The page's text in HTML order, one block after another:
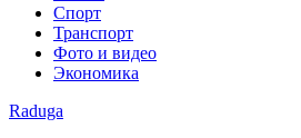
Спорт
Транспорт
Фото и видео
Экономика
Raduga